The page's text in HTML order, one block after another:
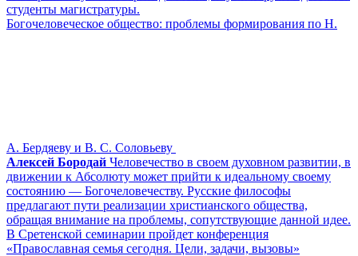
студенты магистратуры.
Богочеловеческое общество: проблемы формирования по Н.
А. Бердяеву и В. С. Соловьеву
Алексей Бородай Человечество в своем духовном развитии, в
движении к Абсолюту может прийти к идеальному своему
состоянию ― Богочеловечеству. Русские философы
предлагают пути реализации христианского общества,
обращая внимание на проблемы, сопутствующие данной идее.
В Сретенской семинарии пройдет конференция
«Православная семья сегодня. Цели, задачи, вызовы»